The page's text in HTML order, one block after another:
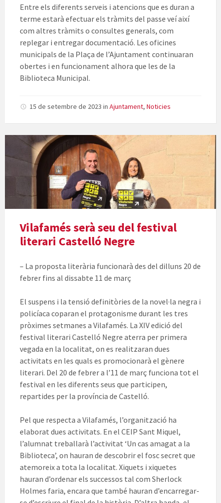
Entre els diferents serveis i atencions que es duran a
terme estarà efectuarels tràmits del passe veí així
com altres tràmits o consultes generals, com
replegar i entregar documentació. Les oficines
municipals de la Plaça de l’Ajuntament continuaran
obertes i en funcionament alhora que les de la
Biblioteca Municipal.
15 de setembre de 2023 in Ajuntament, Noticies
Vilafamés serà seu del festival
literari Castelló Negre
– La proposta literària funcionarà des del dilluns 20 de
febrer fins al dissabte 11 de març
El suspens i la tensió definitòries de la novel·la negra i
policíaca coparan el protagonisme durant les tres
pròximes setmanes a Vilafamés. La XIV edició del
festival literari Castelló Negre aterra per primera
vegada en la localitat, on es realitzaran dues
activitats en les quals es promocionarà el gènere
literari. Del 20 de febrer a l’11 de març funciona tot el
festival en les diferents seus que participen,
repartides per la província de Castelló.
Pel que respecta a Vilafamés, l’organització ha
elaborat dues activitats. En el CEIP Sant Miquel,
l’alumnat treballarà l’activitat ‘Un cas amagat a la
Biblioteca’, on hauran de descobrir el fosc secret que
atemoreix a tota la localitat. Xiquets i xiquetes
hauran d’ordenar els successos tal com Sherlock
Holmes faria, encara que també hauran d’encarregar-